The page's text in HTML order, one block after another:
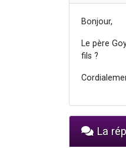
Bonjour,
Le père
fils ?
La